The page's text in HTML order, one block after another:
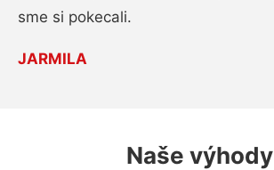
sme si pokecali.
JARMILA
Naše výhody